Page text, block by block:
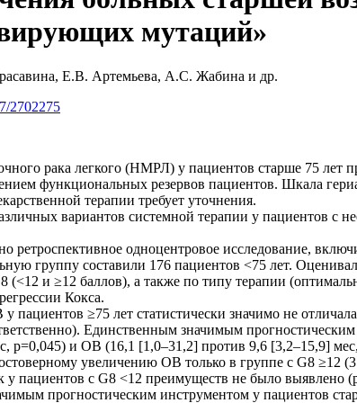
мутаций»
Е.В. Артемьева, А.С. Жабина и др.
2702275
рака легкого (НМРЛ) у пациентов старше 75 лет
функциональных резервов пациентов. Шкала
терапии требует уточнения.
вариантов системной терапии у пациентов с
ретроспективное одноцентровое исследование,
группу составили 176 пациентов <75 лет.
(<12 и ≥12 баллов), а также по типу терапии
Кокса.
≥75 лет статистически значимо не
Единственным значимым
p=0,045) и ОВ (16,1 [1,0–31,2] против 9,6 [3,2–15,9]
увеличению ОВ только в группе с G8 ≥12
у пациентов с G8 <12 преимуществ не было
прогностическим инструментом у пациентов